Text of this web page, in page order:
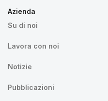
Azienda
Su di noi
Lavora con noi
Notizie
Pubblicazioni